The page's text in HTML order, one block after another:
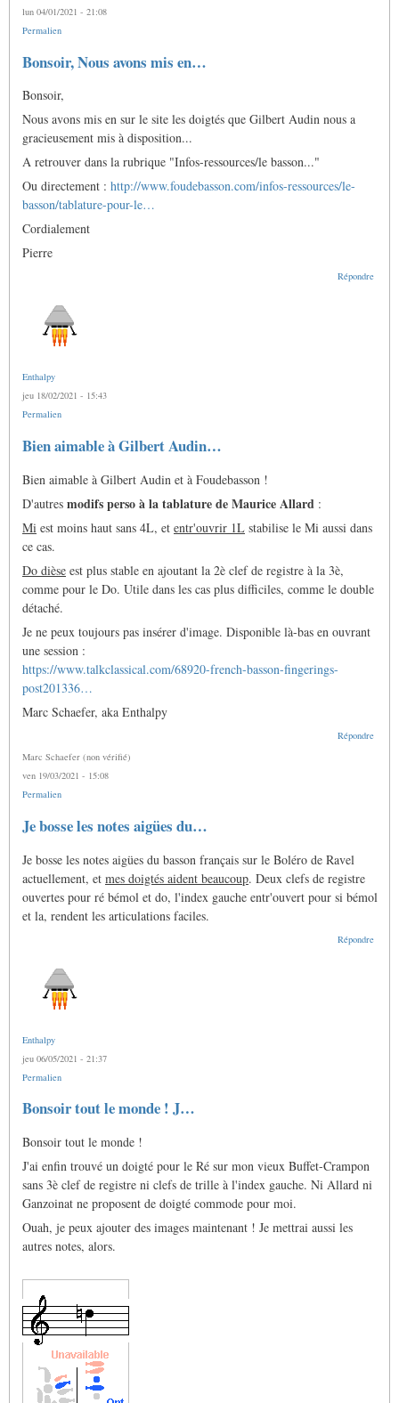
lun 04/01/2021 - 21:08
Permalien
Bonsoir, Nous avons mis en…
Bonsoir,
Nous avons mis en sur le site les doigtés que Gilbert Audin nous a
gracieusement mis à disposition...
A retrouver dans la rubrique "Infos-ressources/le basson..."
Ou directement : http://www.foudebasson.com/infos-ressources/le-
basson/tablature-pour-le…
Cordialement
Pierre
Répondre
Enthalpy
jeu 18/02/2021 - 15:43
Permalien
Bien aimable à Gilbert Audin…
Bien aimable à Gilbert Audin et à Foudebasson !
D'autres modifs perso à la tablature de Maurice Allard :
Mi est moins haut sans 4L, et entr'ouvrir 1L stabilise le Mi aussi dans
ce cas.
Do dièse est plus stable en ajoutant la 2è clef de registre à la 3è,
comme pour le Do. Utile dans les cas plus difficiles, comme le double
détaché.
Je ne peux toujours pas insérer d'image. Disponible là-bas en ouvrant
une session :
https://www.talkclassical.com/68920-french-basson-fingerings-
post201336…
Marc Schaefer, aka Enthalpy
Répondre
Marc Schaefer (non vérifié)
ven 19/03/2021 - 15:08
Permalien
Je bosse les notes aigües du…
Je bosse les notes aigües du basson français sur le Boléro de Ravel
actuellement, et mes doigtés aident beaucoup. Deux clefs de registre
ouvertes pour ré bémol et do, l'index gauche entr'ouvert pour si bémol
et la, rendent les articulations faciles.
Répondre
Enthalpy
jeu 06/05/2021 - 21:37
Permalien
Bonsoir tout le monde ! J…
Bonsoir tout le monde !
J'ai enfin trouvé un doigté pour le Ré sur mon vieux Buffet-Crampon
sans 3è clef de registre ni clefs de trille à l'index gauche. Ni Allard ni
Ganzoinat ne proposent de doigté commode pour moi.
Ouah, je peux ajouter des images maintenant ! Je mettrai aussi les
autres notes, alors.